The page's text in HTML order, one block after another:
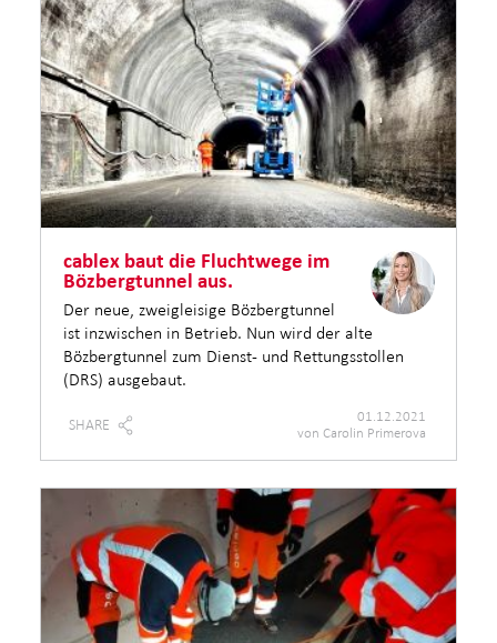
cablex baut die Fluchtwege im
Bözbergtunnel aus.
Der neue, zweigleisige Bözbergtunnel
ist inzwischen in Betrieb. Nun wird der alte
Bözbergtunnel zum Dienst- und Rettungsstollen
(DRS) ausgebaut.
SHARE
01.12.2021
von Carolin Primerova